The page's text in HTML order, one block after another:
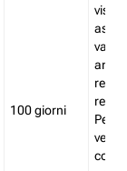
100 giorni